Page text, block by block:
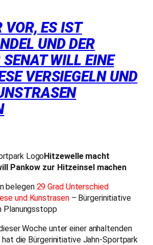
VOR, ES IST
UND DER
WILL EINE
VERSIEGELN UND
Hitzewelle macht
Pankow zur Hitzeinsel machen
belegen 29 Grad Unterschied
und Kunstrasen– Bürgerinitiative
Woche unter einer anhaltenden
die Bürgerinitiative Jahn-Sportpark